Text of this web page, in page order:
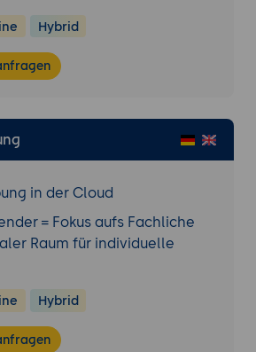
Hybrid
in der Cloud
= Fokus aufs Fachliche
Raum für individuelle
Hybrid